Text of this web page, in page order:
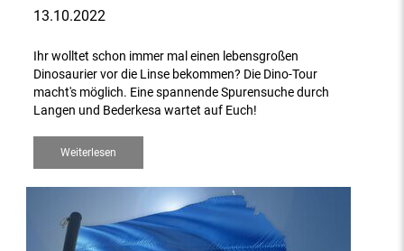
13.10.2022
Ihr wolltet schon immer mal einen lebensgroßen
Dinosaurier vor die Linse bekommen? Die Dino-Tour
macht's möglich. Eine spannende Spurensuche durch
Langen und Bederkesa wartet auf Euch!
Weiterlesen